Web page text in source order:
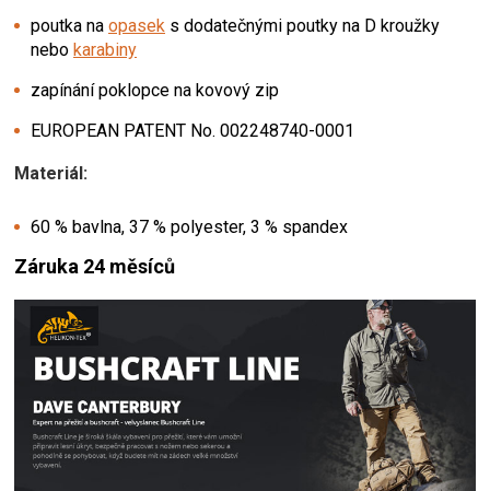
poutka na opasek s dodatečnými poutky na D kroužky
nebo karabiny
zapínání poklopce na kovový zip
EUROPEAN PATENT No. 002248740-0001
Materiál:
60 % bavlna, 37 % polyester, 3 % spandex
Záruka 24 měsíců